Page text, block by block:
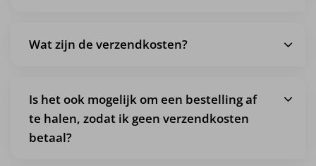
Wat zijn de verzendkosten?
Is het ook mogelijk om een bestelling af
te halen, zodat ik geen verzendkosten
betaal?